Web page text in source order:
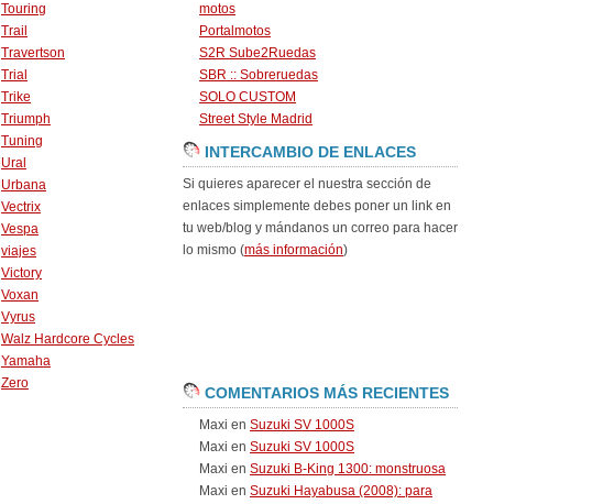
Touring
Trail
Travertson
Trial
Trike
Triumph
Tuning
Ural
Urbana
Vectrix
Vespa
viajes
Victory
Voxan
Vyrus
Walz Hardcore Cycles
Yamaha
Zero
motos
Portalmotos
S2R Sube2Ruedas
SBR :: Sobreruedas
SOLO CUSTOM
Street Style Madrid
INTERCAMBIO DE ENLACES
Si quieres aparecer el nuestra sección de
enlaces simplemente debes poner un link en
tu web/blog y mándanos un correo para hacer
lo mismo (más información)
COMENTARIOS MÁS RECIENTES
Maxi en Suzuki SV 1000S
Maxi en Suzuki SV 1000S
Maxi en Suzuki B-King 1300: monstruosa
Maxi en Suzuki Hayabusa (2008): para